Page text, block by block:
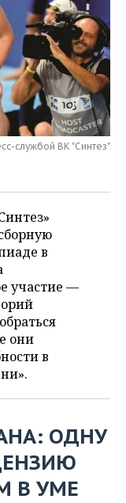
службой ВК "Синтез"
в
участие —
они
в
ОДНУ
В УМЕ